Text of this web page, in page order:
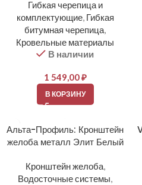
Гибкая черепица и
комплектующие, Гибкая
битумная черепица,
Кровельные материалы
В наличии
1 549,00₽
В КОРЗИНУ
Альта-Профиль: Кронштейн
желоба металл Элит Белый
Кронштейн желоба,
Водосточные системы,